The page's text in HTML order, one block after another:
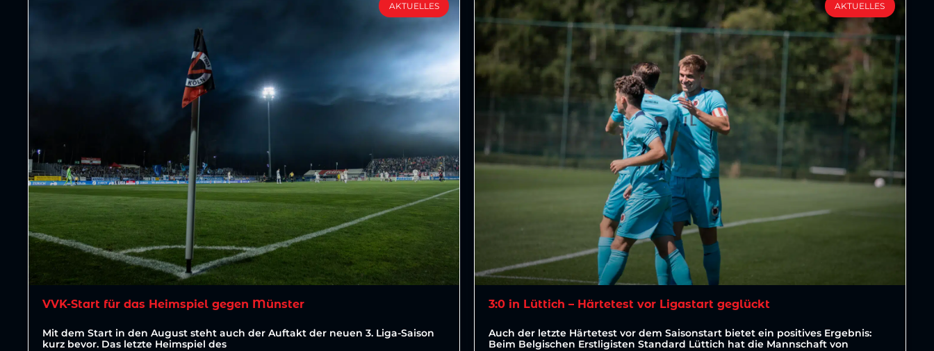
AKTUELLES
VVK-Start für das Heimspiel gegen Münster
Mit dem Start in den August steht auch der Auftakt der neuen 3. Liga-Saison
kurz bevor. Das letzte Heimspiel des
AKTUELLES
3:0 in Lüttich – Härtetest vor Ligastart geglückt
Auch der letzte Härtetest vor dem Saisonstart bietet ein positives Ergebnis:
Beim Belgischen Erstligisten Standard Lüttich hat die Mannschaft von